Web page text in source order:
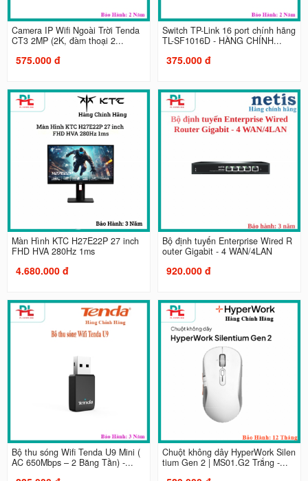
Camera IP Wifi Ngoài Trời Tenda
CT3 2MP (2K, đàm thoại 2...
575.000 đ
Switch TP-Link 16 port chính hãng
TL-SF1016D - HÀNG CHÍNH...
375.000 đ
Màn Hình KTC H27E22P 27 inch
FHD HVA 280Hz 1ms
4.680.000 đ
Bộ định tuyến Enterprise Wired R
outer Gigabit - 4 WAN/4LAN
920.000 đ
Bộ thu sóng Wifi Tenda U9 Mini (
AC 650Mbps – 2 Băng Tần) -...
Chuột không dây HyperWork Silen
tium Gen 2 | MS01.G2 Trắng -...